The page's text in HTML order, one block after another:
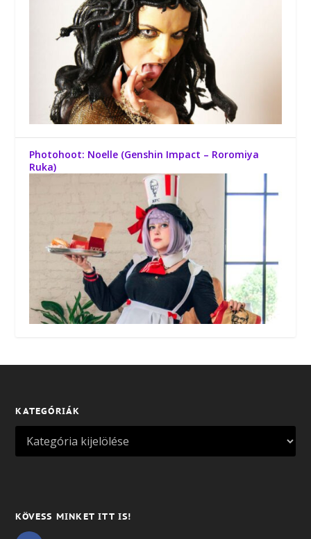
Photohoot: Noelle (Genshin Impact – Roromiya
Ruka)
KATEGÓRIÁK
KÖVESS MINKET ITT IS!